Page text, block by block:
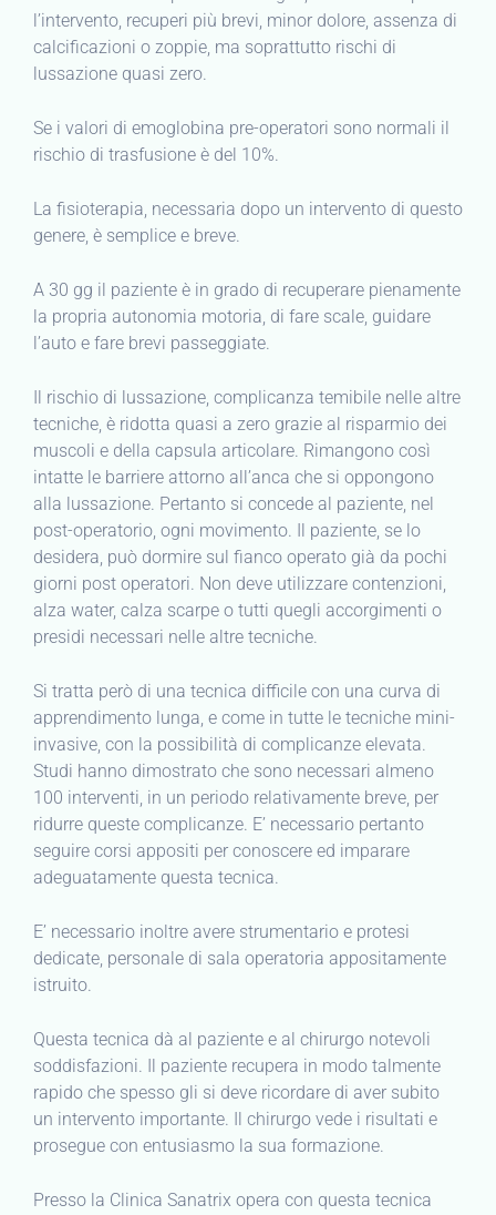
l’intervento, recuperi più brevi, minor dolore, assenza di
calcificazioni o zoppie, ma soprattutto rischi di
lussazione quasi zero.
Se i valori di emoglobina pre-operatori sono normali il
rischio di trasfusione è del 10%.
La fisioterapia, necessaria dopo un intervento di questo
genere, è semplice e breve.
A 30 gg il paziente è in grado di recuperare pienamente
la propria autonomia motoria, di fare scale, guidare
l’auto e fare brevi passeggiate.
Il rischio di lussazione, complicanza temibile nelle altre
tecniche, è ridotta quasi a zero grazie al risparmio dei
muscoli e della capsula articolare. Rimangono così
intatte le barriere attorno all’anca che si oppongono
alla lussazione. Pertanto si concede al paziente, nel
post-operatorio, ogni movimento. Il paziente, se lo
desidera, può dormire sul fianco operato già da pochi
giorni post operatori. Non deve utilizzare contenzioni,
alza water, calza scarpe o tutti quegli accorgimenti o
presidi necessari nelle altre tecniche.
Si tratta però di una tecnica difficile con una curva di
apprendimento lunga, e come in tutte le tecniche mini-
invasive, con la possibilità di complicanze elevata.
Studi hanno dimostrato che sono necessari almeno
100 interventi, in un periodo relativamente breve, per
ridurre queste complicanze. E’ necessario pertanto
seguire corsi appositi per conoscere ed imparare
adeguatamente questa tecnica.
E’ necessario inoltre avere strumentario e protesi
dedicate, personale di sala operatoria appositamente
istruito.
Questa tecnica dà al paziente e al chirurgo notevoli
soddisfazioni. Il paziente recupera in modo talmente
rapido che spesso gli si deve ricordare di aver subito
un intervento importante. Il chirurgo vede i risultati e
prosegue con entusiasmo la sua formazione.
Presso la Clinica Sanatrix opera con questa tecnica